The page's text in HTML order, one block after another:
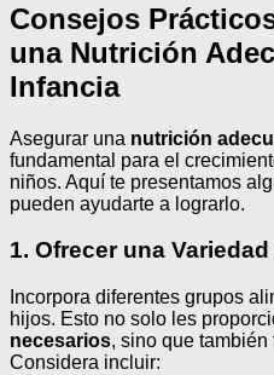
Consejos
una Nutrición
Infancia
Asegurar una nutrición
fundamental para el
niños. Aquí te presentamos
pueden ayudarte a lograrlo.
1. Ofrecer una
Incorpora diferentes grupos
hijos. Esto no solo les
necesarios, sino que
Considera incluir: